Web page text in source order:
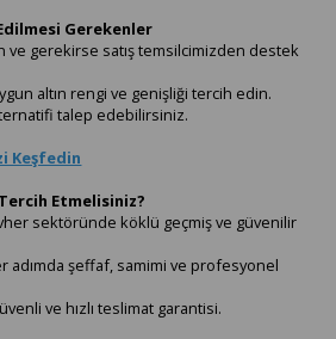
Gerekenler
ve gerekirse satış temsilcimizden destek
altın rengi ve genişliği tercih edin.
talep edebilirsiniz.
Keşfedin
Etmelisiniz?
sektöründe köklü geçmiş ve güvenilir
adımda şeffaf, samimi ve profesyonel
ve hızlı teslimat garantisi.